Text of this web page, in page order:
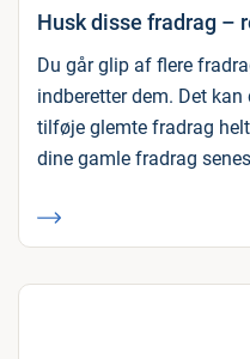
Husk disse fradrag –
Du går glip af flere
indberetter dem. Det
tilføje glemte fradrag
dine gamle fradrag